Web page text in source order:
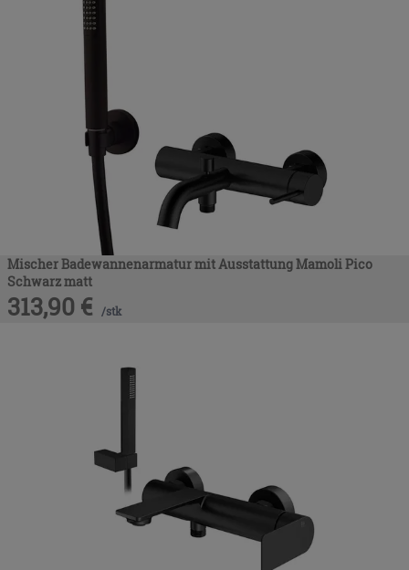
Mischer Badewannenarmatur mit Ausstattung Mamoli Pico
Schwarz matt
313,90 € /stk